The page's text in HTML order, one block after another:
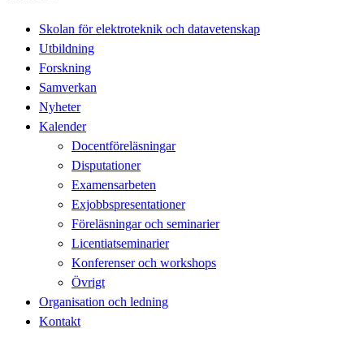
Skolan för elektroteknik och datavetenskap
Utbildning
Forskning
Samverkan
Nyheter
Kalender
Docentföreläsningar
Disputationer
Examensarbeten
Exjobbspresentationer
Föreläsningar och seminarier
Licentiatseminarier
Konferenser och workshops
Övrigt
Organisation och ledning
Kontakt